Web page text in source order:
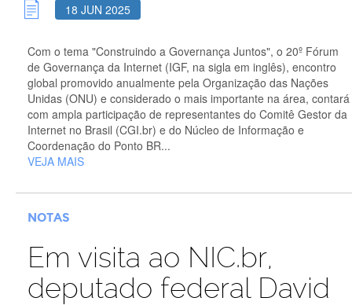
18 JUN 2025
Com o tema "Construindo a Governança Juntos", o 20º Fórum
de Governança da Internet (IGF, na sigla em inglês), encontro
global promovido anualmente pela Organização das Nações
Unidas (ONU) e considerado o mais importante na área, contará
com ampla participação de representantes do Comitê Gestor da
Internet no Brasil (CGI.br) e do Núcleo de Informação e
Coordenação do Ponto BR...
VEJA MAIS
NOTAS
Em visita ao NIC.br,
deputado federal David